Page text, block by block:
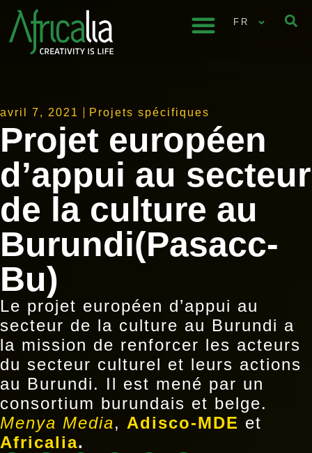
FR
avril 7, 2021 Projets spécifiques
Projet européen
d’appui au secteur
de la culture au
Burundi(Pasacc-
Bu)
Le projet européen d’appui au
secteur de la culture au Burundi a
la mission de renforcer les acteurs
du secteur culturel et leurs actions
au Burundi. Il est mené par un
consortium burundais et belge.
Menya Media, Adisco-MDE et
Africalia.